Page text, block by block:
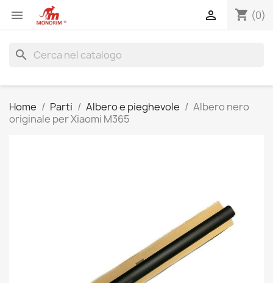
 shopping_cart (0)

search
Home Parti Albero e pieghevole
Albero nero
originale per Xiaomi M365